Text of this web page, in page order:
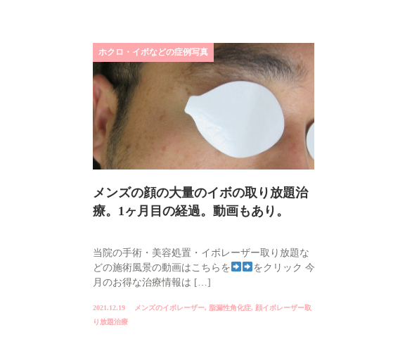
ホクロ・イボなどの症例写真
メンズの顔の大量のイボの取り放題治
療。1ヶ月目の経過。動画もあり。
当院の手術・美容処置・イボレーザー取り放題な
どの施術風景の動画はこちらを
をクリック 今
月のお得な治療情報は […]
2021.12.19 メンズのイボレーザー, 脂漏性角化症, 顔イボレーザー取
り放題治療